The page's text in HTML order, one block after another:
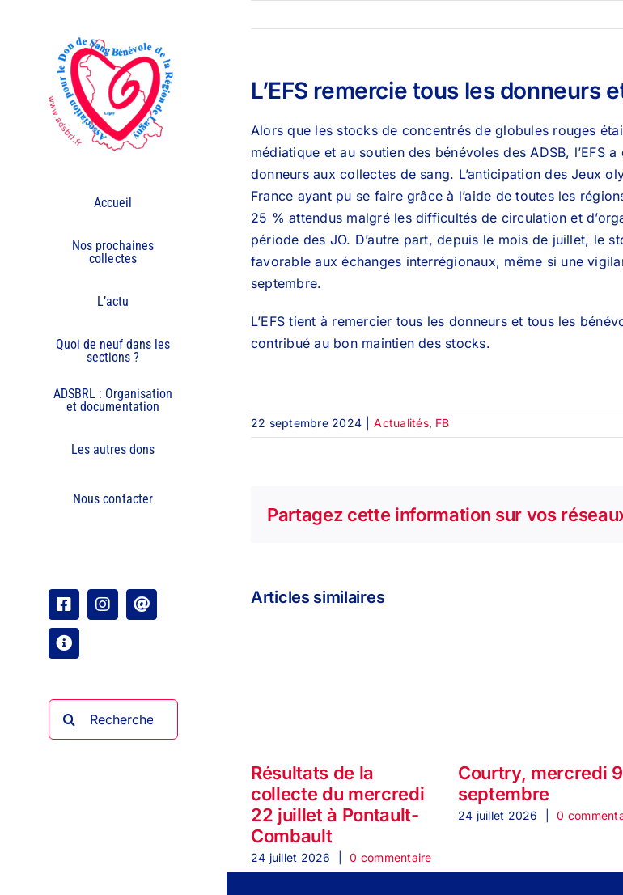
Accueil
Nos prochaines
collectes
L’actu
Quoi de neuf dans les
sections ?
ADSBRL : Organisation
et documentation
Les autres dons
Nous contacter
FacebookInstagram
Email
Organisation
L’EFS remercie tous les donneurs
Alors que les stocks de concentrés de globules rouges
médiatique et au soutien des bénévoles des ADSB,
donneurs aux collectes de sang. L’anticipation des Jeux
France ayant pu se faire grâce à l’aide de toutes les
25 % attendus malgré les difficultés de circulation et
période des JO. D’autre part, depuis le mois de juillet, le
favorable aux échanges interrégionaux, même si une
septembre.
L’EFS tient à remercier tous les donneurs et tous les
contribué au bon maintien des stocks.
22 septembre 2024 Actualités, FB
Partagez cette information sur vos
Articles similaires
Résultats de la
collecte du mercredi
22 juillet à Pontault-
Combault
24 juillet 2026 0 commentaire
Courtry, mercredi 9
septembre
24 juillet 2026 0